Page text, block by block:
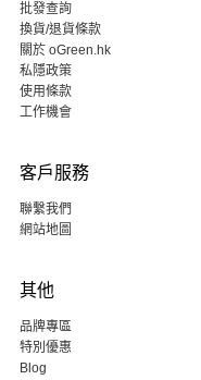
批發查詢
換貨/退貨條款
關於 oGreen.hk
私隱政策
使用條款
工作機會
客戶服務
聯繫我們
網站地圖
其他
品牌專區
特別優惠
Blog